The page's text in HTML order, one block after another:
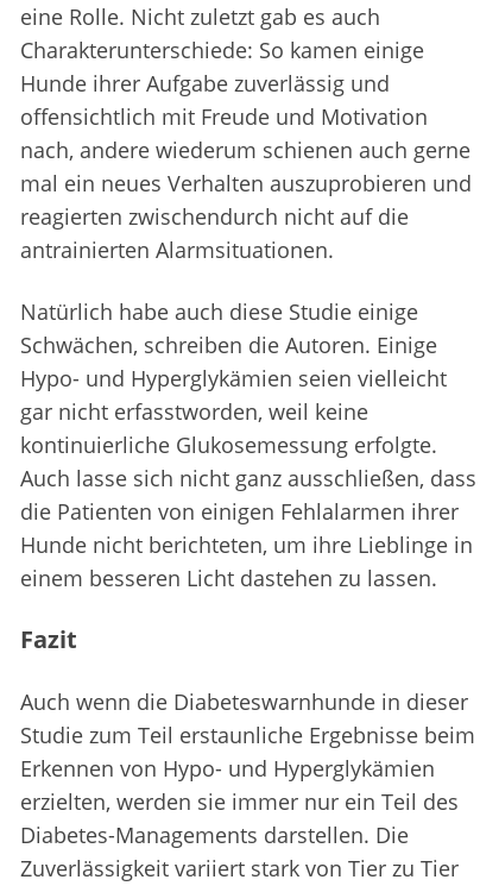
eine Rolle. Nicht zuletzt gab es auch
Charakterunterschiede: So kamen einige
Hunde ihrer Aufgabe zuverlässig und
offensichtlich mit Freude und Motivation
nach, andere wiederum schienen auch gerne
mal ein neues Verhalten auszuprobieren und
reagierten zwischendurch nicht auf die
antrainierten Alarmsituationen.
Natürlich habe auch diese Studie einige
Schwächen, schreiben die Autoren. Einige
Hypo- und Hyperglykämien seien vielleicht
gar nicht erfasstworden, weil keine
kontinuierliche Glukosemessung erfolgte.
Auch lasse sich nicht ganz ausschließen, dass
die Patienten von einigen Fehlalarmen ihrer
Hunde nicht berichteten, um ihre Lieblinge in
einem besseren Licht dastehen zu lassen.
Fazit
Auch wenn die Diabeteswarnhunde in dieser
Studie zum Teil erstaunliche Ergebnisse beim
Erkennen von Hypo- und Hyperglykämien
erzielten, werden sie immer nur ein Teil des
Diabetes-Managements darstellen. Die
Zuverlässigkeit variiert stark von Tier zu Tier